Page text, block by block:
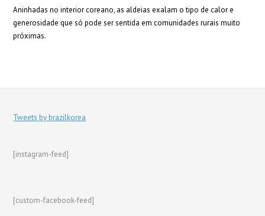
Aninhadas no interior coreano, as aldeias exalam o tipo de calor e
generosidade que só pode ser sentida em comunidades rurais muito
próximas.
Tweets by brazilkorea
[instagram-feed]
[custom-facebook-feed]